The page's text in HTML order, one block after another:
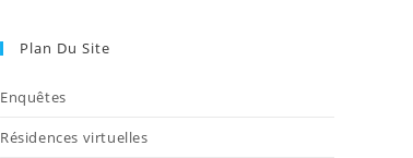
Plan Du Site
Enquêtes
Résidences virtuelles